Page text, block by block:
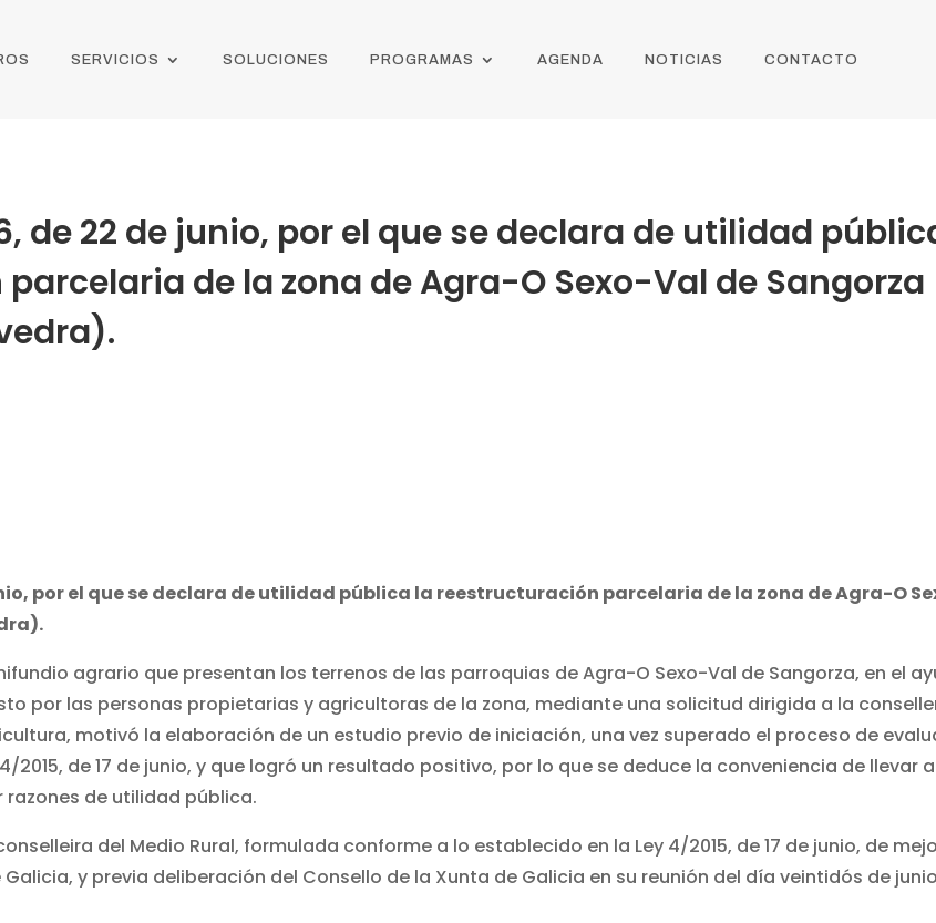
SERVICIOS SOLUCIONES PROGRAMAS AGENDA NOTICIAS CONTACTO
de 22 de junio, por el que se declara de utilidad
de la zona de Agra-O Sexo-Val de Sangorza
por el que se declara de utilidad pública la reestructuración parcelaria de la zona de Agra-O
agrario que presentan los terrenos de las parroquias de Agra-O Sexo-Val de Sangorza, en el
por las personas propietarias y agricultoras de la zona, mediante una solicitud dirigida a la
motivó la elaboración de un estudio previo de iniciación, una vez superado el proceso de
2015, de 17 de junio, y que logró un resultado positivo, por lo que se deduce la conveniencia de llevar
de utilidad pública.
del Medio Rural, formulada conforme a lo establecido en la Ley 4/2015, de 17 de junio, de
y previa deliberación del Consello de la Xunta de Galicia en su reunión del día veintidós de